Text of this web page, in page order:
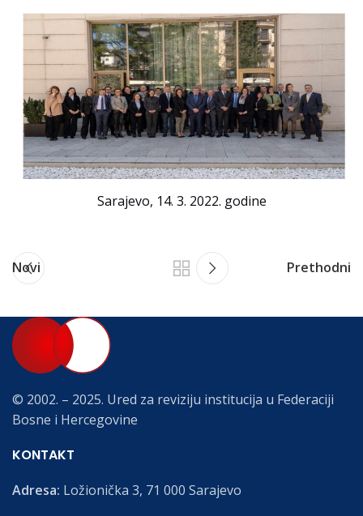
Sarajevo, 14. 3. 2022. godine
Novi Prethodni
© 2002. – 2025. Ured za reviziju institucija u Federaciji
Bosne i Hercegovine
KONTAKT
Adresa: Ložionička 3, 71 000 Sarajevo